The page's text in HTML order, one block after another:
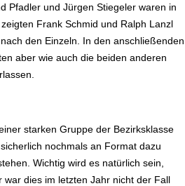
Pfadler und Jürgen Stiegeler waren in
Frank Schmid und Ralph Lanzl
den Einzeln. In den anschließenden
aber wie auch die beiden anderen
starken Gruppe der Bezirksklasse
nochmals an Format dazu
Wichtig wird es natürlich sein,
dies im letzten Jahr nicht der Fall